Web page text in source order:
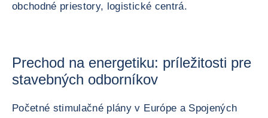
obchodné priestory, logistické centrá.
Prechod na energetiku: príležitosti pre
stavebných odborníkov
Početné stimulačné plány v Európe a Spojených